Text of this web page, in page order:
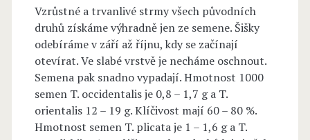
c
c
–
C
u
Vzrůstné a trvanlivé strmy všech původních
druhů získáme výhradně jen ze semene. Šišky
odebíráme v září až říjnu, kdy se začínají
otevírat. Ve slabé vrstvě je necháme oschnout.
Semena pak snadno vypadají. Hmotnost 1000
semen T. occidentalis je 0,8 – 1,7 g a T.
orientalis 12 – 19 g. Klíčivost mají 60 – 80 %.
Hmotnost semen T. plicata je 1 – 1,6 g a T.